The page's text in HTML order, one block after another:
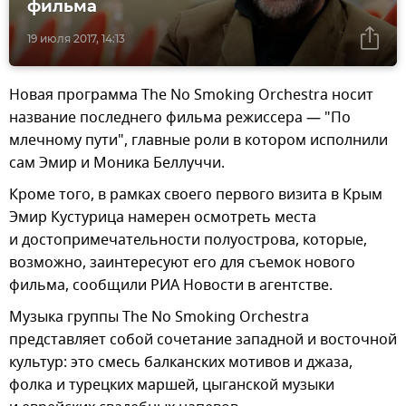
19 июля 2017, 14:13
фильма
Новая программа The No Smoking Orchestra носит
название последнего фильма режиссера — "По
млечному пути", главные роли в котором исполнили
сам Эмир и Моника Беллуччи.
Кроме того, в рамках своего первого визита в Крым
Эмир Кустурица намерен осмотреть места
и достопримечательности полуострова, которые,
возможно, заинтересуют его для съемок нового
фильма, сообщили РИА Новости в агентстве.
Музыка группы The No Smoking Orchestra
представляет собой сочетание западной и восточной
культур: это смесь балканских мотивов и джаза,
фолка и турецких маршей, цыганской музыки